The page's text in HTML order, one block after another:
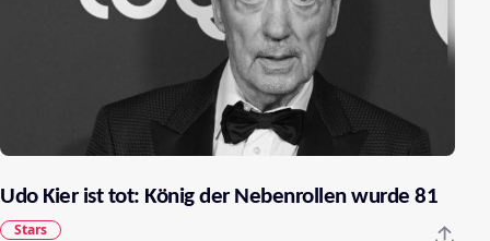
Udo Kier ist tot: König der Nebenrollen wurde 81
Stars